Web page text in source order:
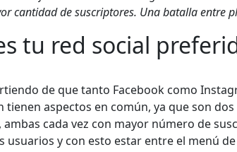
cantidad de suscriptores. Una batalla entre
tu red social
de que tanto Facebook como
tienen aspectos en común, ya que son
cada vez con mayor número de
usuarios y con esto estar entre el menú